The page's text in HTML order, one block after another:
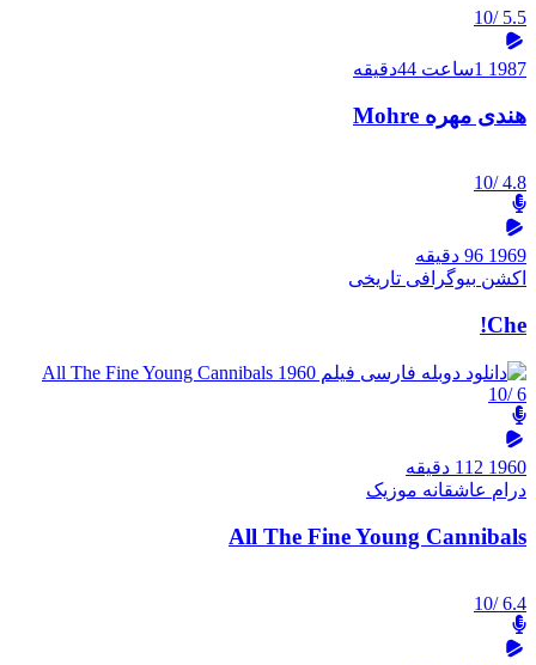
5.5
/10
1987 1ساعت 44دقیقه
هندی مهره Mohre
4.8
/10
1969 96 دقیقه
اکشن بیوگرافی تاریخی
Che!
6
/10
1960 112 دقیقه
درام عاشقانه موزیک
All The Fine Young Cannibals
6.4
/10